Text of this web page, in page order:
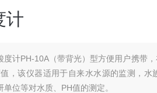
计
度计PH-10A（带背光）型方便用户携带
，该仪器适用于自来水水源的监测，水
位等对水质、PH值的测定。